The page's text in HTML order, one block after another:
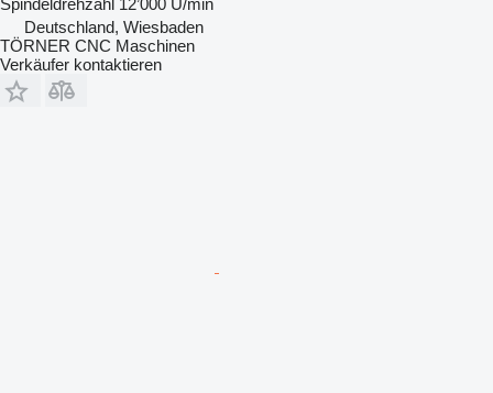
Deutschland, Wiesbaden
TÖRNER CNC Maschinen
Verkäufer kontaktieren